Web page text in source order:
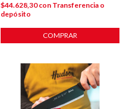
$44.628,30con Transferencia o
depósito
COMPRAR